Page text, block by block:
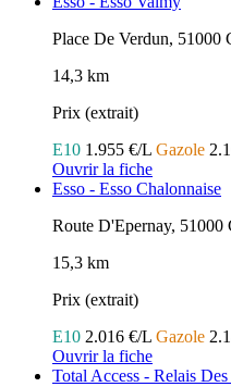
Place De Verdun, 51000
14,3 km
Prix (extrait)
E10 1.955 €/L Gazole
Ouvrir la fiche
Esso - Esso Chalonnaise
Route D'Epernay, 51000
15,3 km
Prix (extrait)
E10 2.016 €/L Gazole
Ouvrir la fiche
Total Access - Relais